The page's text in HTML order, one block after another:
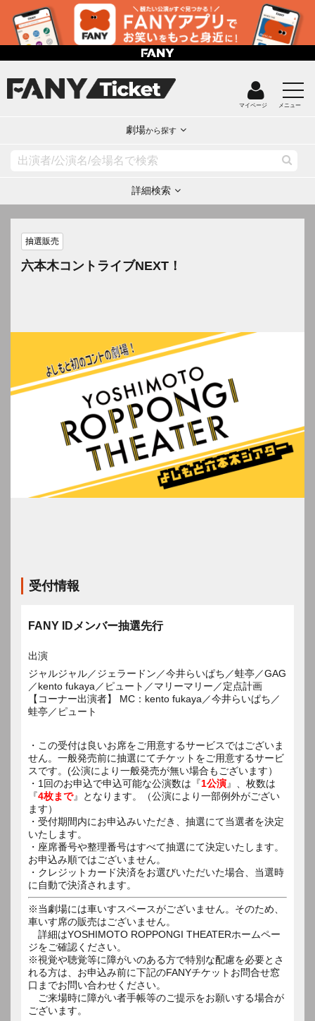
マイページ メニュー
劇場から探す
詳細検索
抽選販売
六本木コントライブNEXT！
受付情報
FANY IDメンバー抽選先行
出演
ジャルジャル／ジェラードン／今井らいぱち／蛙亭／GAG
／kento fukaya／ピュート／マリーマリー／定点計画
【コーナー出演者】 MC：kento fukaya／今井らいぱち／
蛙亭／ピュート
・この受付は良いお席をご用意するサービスではございま
せん。一般発売前に抽選にてチケットをご用意するサービ
スです。(公演により一般発売が無い場合もございます）
・1回のお申込で申込可能な公演数は『1公演』、枚数は
『4枚まで』となります。（公演により一部例外がござい
ます）
・受付期間内にお申込みいただき、抽選にて当選者を決定
いたします。
・座席番号や整理番号はすべて抽選にて決定いたします。
お申込み順ではございません。
・クレジットカード決済をお選びいただいた場合、当選時
に自動で決済されます。
※当劇場には車いすスペースがございません。そのため、
車いす席の販売はございません。
詳細はYOSHIMOTO ROPPONGI THEATERホームペー
ジをご確認ください。
※視覚や聴覚等に障がいのある方で特別な配慮を必要とさ
れる方は、お申込み前に下記のFANYチケットお問合せ窓
口までお問い合わせください。
ご来場時に障がい者手帳等のご提示をお願いする場合が
ございます。